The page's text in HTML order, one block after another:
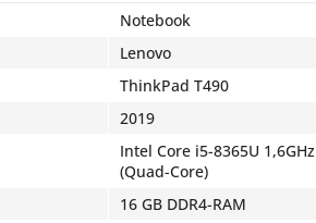
Notebook
Lenovo
ThinkPad T490
2019
Intel Core i5-8365U 1,6GHz
(Quad-Core)
16 GB DDR4-RAM